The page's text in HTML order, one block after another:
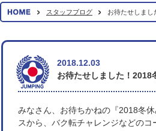
スタッフブログ お待たせしまし
2018.12.03
お待たせしました！2018
みなさん、お待ちかねの『2018冬
スから、バク転チャレンジなどのコ